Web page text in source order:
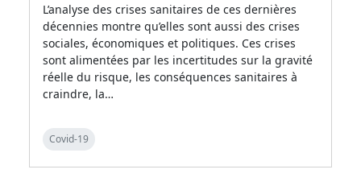
L’analyse des crises sanitaires de ces dernières
décennies montre qu’elles sont aussi des crises
sociales, économiques et politiques. Ces crises
sont alimentées par les incertitudes sur la gravité
réelle du risque, les conséquences sanitaires à
craindre, la…
Covid-19